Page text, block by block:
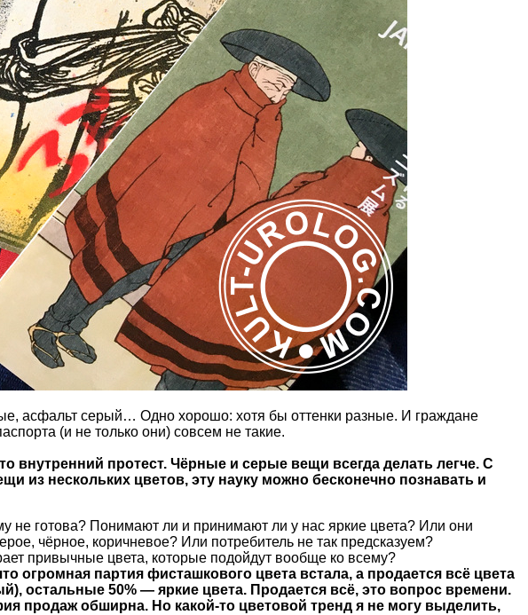
асфальт серый… Одно хорошо: хотя бы оттенки разные. И граждане
(и не только они) совсем не такие.
внутренний протест. Чёрные и серые вещи всегда делать легче. С
из нескольких цветов, эту науку можно бесконечно познавать и
не готова? Понимают ли и принимают ли у нас яркие цвета? Или они
чёрное, коричневое? Или потребитель не так предсказуем?
привычные цвета, которые подойдут вообще ко всему?
огромная партия фисташкового цвета встала, а продается всё цвета
50% — яркие цвета. Продается всё, это вопрос времени.
продаж обширна. Но какой-то цветовой тренд я не могу выделить,